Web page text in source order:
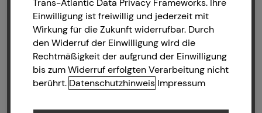
Bitte akzeptieren Sie Marketing Cookies, damit
Sie das Video anschauen können.
Cookie-Einstellungen öffnen
Trans-Atlantic Data Privacy Frameworks. Ihre
Einwilligung ist freiwillig und jederzeit mit
Wirkung für die Zukunft widerrufbar. Durch
den Widerruf der Einwilligung wird die
Rechtmäßigkeit der aufgrund der Einwilligung
bis zum Widerruf erfolgten Verarbeitung nicht
berührt. Datenschutzhinweis Impressum